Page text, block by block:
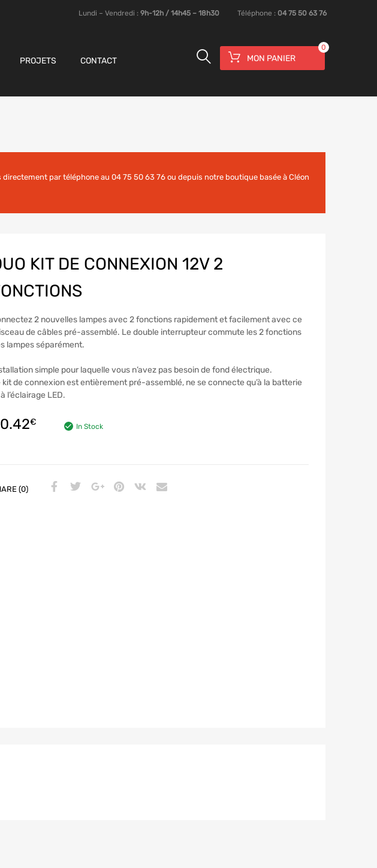
Lundi – Vendredi : 9h-12h / 14h45 – 18h30 Téléphone : 04 75 50 63 76
MON PANIER
0
PROJETS CONTACT
par téléphone au 04 75 50 63 76 ou depuis notre boutique basée à Cléon
KIT DE CONNEXION 12V 2
2 nouvelles lampes avec 2 fonctions rapidement et facilement avec ce
de câbles pré-assemblé. Le double interrupteur commute les 2 fonctions
lampes séparément.
simple pour laquelle vous n’avez pas besoin de fond électrique.
kit de connexion est entièrement pré-assemblé, ne se connecte qu’à la batterie
l’éclairage LED.
€ In Stock
(0)